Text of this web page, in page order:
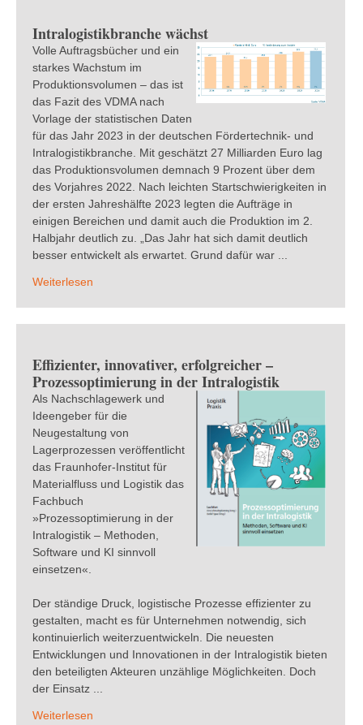
Intralogistikbranche wächst
Volle Auftragsbücher und ein
starkes Wachstum im
Produktionsvolumen – das ist
das Fazit des VDMA nach
Vorlage der statistischen Daten
für das Jahr 2023 in der deutschen Fördertechnik- und
Intralogistikbranche. Mit geschätzt 27 Milliarden Euro lag
das Produktionsvolumen demnach 9 Prozent über dem
des Vorjahres 2022. Nach leichten Startschwierigkeiten in
der ersten Jahreshälfte 2023 legten die Aufträge in
einigen Bereichen und damit auch die Produktion im 2.
Halbjahr deutlich zu. „Das Jahr hat sich damit deutlich
besser entwickelt als erwartet. Grund dafür war ...
Weiterlesen
Effizienter, innovativer, erfolgreicher –
Prozessoptimierung in der Intralogistik
Als Nachschlagewerk und
Ideengeber für die
Neugestaltung von
Lagerprozessen veröffentlicht
das Fraunhofer-Institut für
Materialfluss und Logistik das
Fachbuch
»Prozessoptimierung in der
Intralogistik – Methoden,
Software und KI sinnvoll
einsetzen«.
Der ständige Druck, logistische Prozesse effizienter zu
gestalten, macht es für Unternehmen notwendig, sich
kontinuierlich weiterzuentwickeln. Die neuesten
Entwicklungen und Innovationen in der Intralogistik bieten
den beteiligten Akteuren unzählige Möglichkeiten. Doch
der Einsatz ...
Weiterlesen